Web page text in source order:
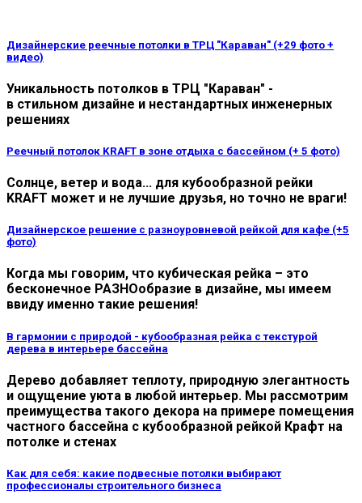
Дизайнерские реечные потолки в ТРЦ "Караван" (+29 фото +
видео)
Уникальность потолков в ТРЦ "Караван" -
в стильном дизайне и нестандартных инженерных
решениях
Реечный потолок KRAFT в зоне отдыха с бассейном (+ 5 фото)
Солнце, ветер и вода... для кубообразной рейки
KRAFT может и не лучшие друзья, но точно не враги!
Дизайнерское решение с разноуровневой рейкой для кафе (+5
фото)
Когда мы говорим, что кубическая рейка – это
бесконечное РАЗНОобразие в дизайне, мы имеем
ввиду именно такие решения!
В гармонии с природой - кубообразная рейка с текстурой
дерева в интерьере бассейна
Дерево добавляет теплоту, природную элегантность
и ощущение уюта в любой интерьер. Мы рассмотрим
преимущества такого декора на примере помещения
частного бассейна с кубообразной рейкой Крафт на
потолке и стенах
Как для себя: какие подвесные потолки выбирают
профессионалы строительного бизнеса